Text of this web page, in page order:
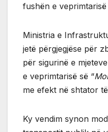
fushën e
Ministria e
jetë përgjegjëse për
për sigurinë e
e veprimtarisë së “
me efekt në shtator
Ky vendim synon